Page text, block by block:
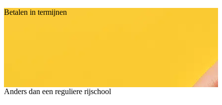
Betalen in termijnen
Anders dan een reguliere rijschool